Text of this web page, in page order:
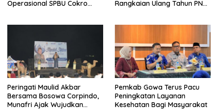
Operasional SPBU Cokro
Rangkaian Ulang Tahun PNM
Peringati Maulid Akbar
Bersama Bosowa Corpindo,
Munafri Ajak Wujudkan
Pemkab Gowa Terus Pacu
Peningkatan Layanan
Kesehatan Bagi Masyarakat